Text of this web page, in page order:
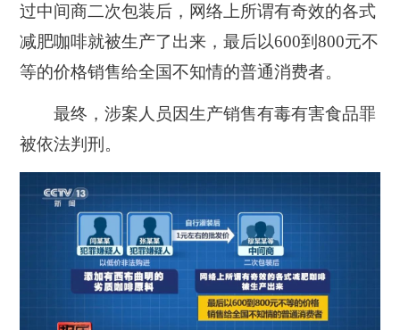
过中间商二次包装后，网络上所谓有奇效的各式
减肥咖啡就被生产了出来，最后以600到800元不
等的价格销售给全国不知情的普通消费者。
最终，涉案人员因生产销售有毒有害食品罪
被依法判刑。